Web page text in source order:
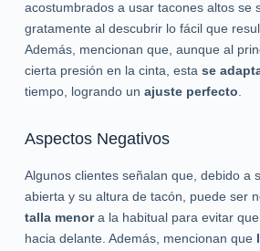
acostumbrados a usar tacones altos se
gratamente al descubrir lo fácil que
Además, mencionan que, aunque al
cierta presión en la cinta, esta se
tiempo, logrando un ajuste perfecto
Aspectos Negativos
Algunos clientes señalan que, debido a
abierta y su altura de tacón, puede ser
talla menora la habitual para evitar
hacia delante. Además, mencionan que